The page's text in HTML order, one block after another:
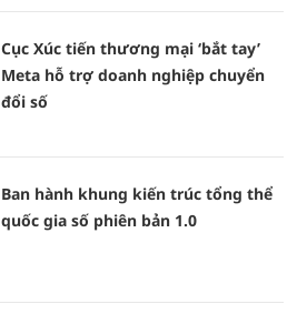
Cục Xúc tiến thương mại ‘bắt tay’
Meta hỗ trợ doanh nghiệp chuyển
đổi số
Ban hành khung kiến trúc tổng thể
quốc gia số phiên bản 1.0